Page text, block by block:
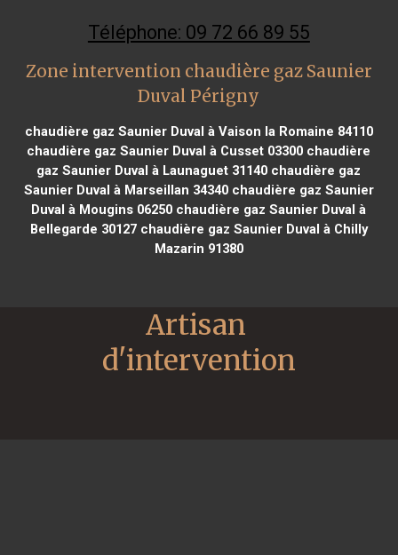
Téléphone: 09 72 66 89 55
Zone intervention chaudière gaz Saunier
Duval Périgny
chaudière gaz Saunier Duval à Vaison la Romaine 84110
chaudière gaz Saunier Duval à Cusset 03300 chaudière
gaz Saunier Duval à Launaguet 31140 chaudière gaz
Saunier Duval à Marseillan 34340chaudière gaz Saunier
Duval à Mougins 06250 chaudière gaz Saunier Duval à
Bellegarde 30127chaudière gaz Saunier Duval à Chilly
Mazarin 91380
Artisan
d'intervention